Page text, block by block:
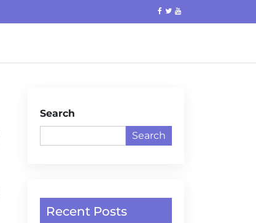
Search
Search
Recent Posts